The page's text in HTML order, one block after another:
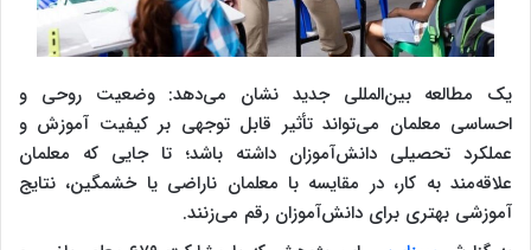
یک مطالعه بین‌المللی جدید نشان می‌دهد: وضعیت روحی و
احساسی معلمان می‌تواند تأثیر قابل توجهی بر کیفیت آموزش و
عملکرد تحصیلی دانش‌آموزان داشته باشد؛ تا جایی که معلمان
علاقه‌مند به کار، در مقایسه با معلمان ناراضی یا خشمگین، نتایج
آموزشی بهتری برای دانش‌آموزان رقم می‌زنند.